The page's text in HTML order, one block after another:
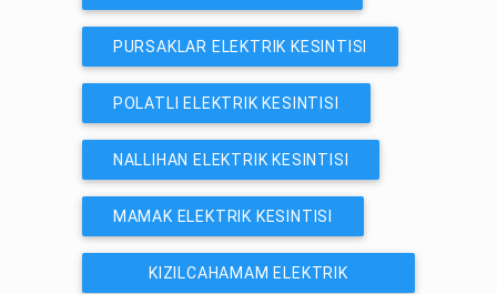
PURSAKLAR ELEKTRIK KESINTISI
POLATLI ELEKTRIK KESINTISI
NALLIHAN ELEKTRIK KESINTISI
MAMAK ELEKTRIK KESINTISI
KIZILCAHAMAM ELEKTRIK